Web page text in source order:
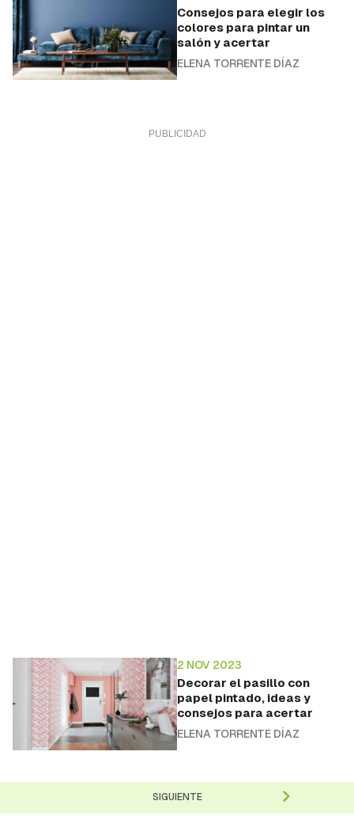
Consejos para elegir los
colores para pintar un
salón y acertar
ELENA TORRENTE DÍAZ
2 NOV 2023
Decorar el pasillo con
papel pintado, ideas y
consejos para acertar
ELENA TORRENTE DÍAZ
SIGUIENTE